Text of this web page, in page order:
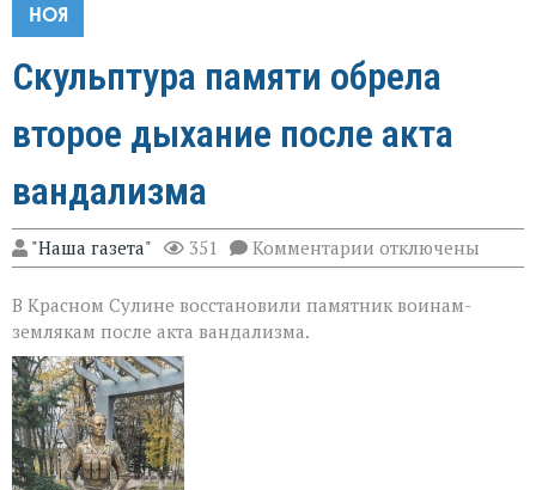
НОЯ
Скульптура памяти обрела
второе дыхание после акта
вандализма
"Наша газета" 351 Комментарии к
записи
памяти
отключены
В Красном Сулине восстановили памятник воинам-
землякам после акта вандализма.